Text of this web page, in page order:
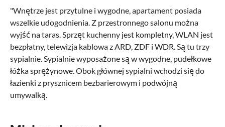
"Wnętrze jest przytulne i wygodne, apartament posiada
wszelkie udogodnienia. Z przestronnego salonu można
wyjść na taras. Sprzęt kuchenny jest kompletny, WLAN jest
bezpłatny, telewizja kablowa z ARD, ZDF i WDR. Są tu trzy
sypialnie. Sypialnie wyposażone są w wygodne, pudełkowe
łóżka sprężynowe. Obok głównej sypialni wchodzi się do
łazienki z prysznicem bezbarierowym i podwójną
umywalką.